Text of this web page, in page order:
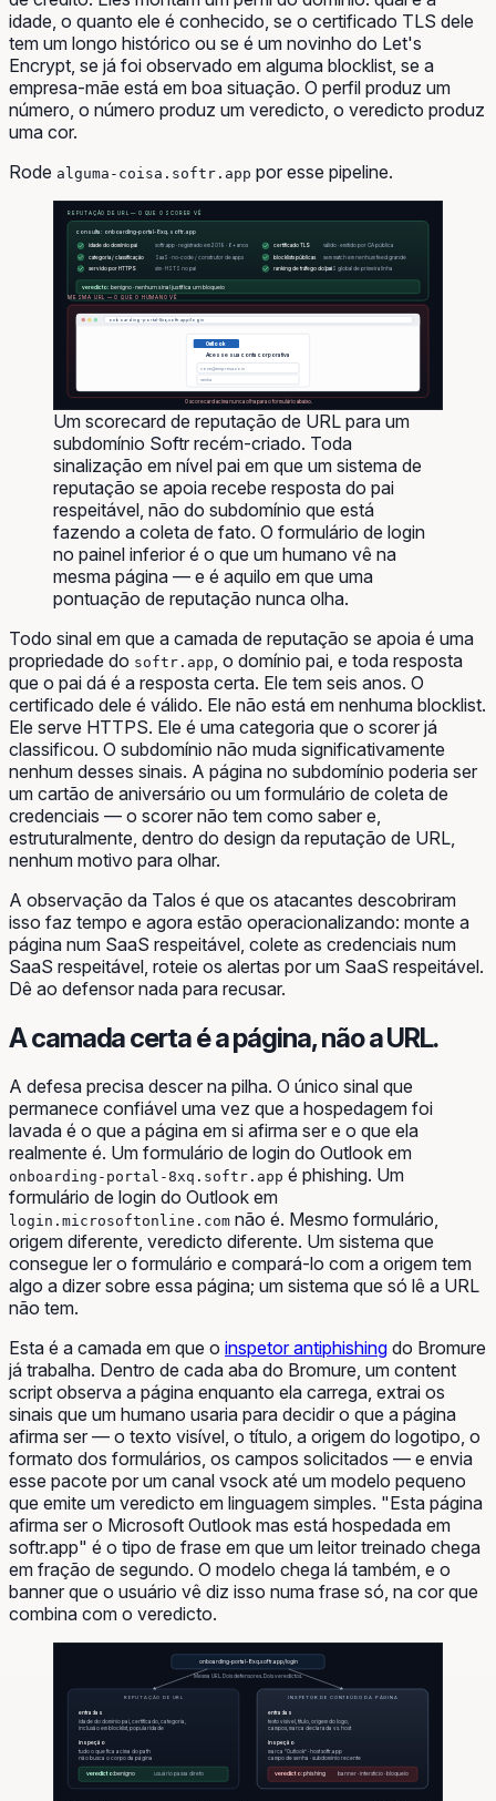
idade, o quanto ele é conhecido, se o certificado TLS dele
tem um longo histórico ou se é um novinho do Let's
Encrypt, se já foi observado em alguma blocklist, se a
empresa-mãe está em boa situação. O perfil produz um
número, o número produz um veredicto, o veredicto produz
uma cor.
Rode alguma-coisa.softr.app por esse pipeline.
REPUTAÇÃO DE URL — O QUE O SCORER VÊ
consulta: onboarding-portal-8xq.softr.app
idade do domínio pai softr.app · registrado em 2019 · 6+ anos certificado TLS válido · emitido por CA pública
categoria / classificação SaaS · no-code / construtor de apps blocklists públicas sem match em nenhum feed grande
servido por HTTPS sim · HSTS no pai ranking de tráfego do paiSaaS global de primeira linha
veredicto: benigno · nenhum sinal justifica um bloqueio
MESMA URL — O QUE O HUMANO VÊ
onboarding-portal-8xq.softr.app/login
Outlook
Acesse sua conta corporativa
voce@empresa.com
senha
O scorecard acima nunca olha para o formulário abaixo.
Um scorecard de reputação de URL para um
subdomínio Softr recém-criado. Toda
sinalização em nível pai em que um sistema de
reputação se apoia recebe resposta do pai
respeitável, não do subdomínio que está
fazendo a coleta de fato. O formulário de login
no painel inferior é o que um humano vê na
mesma página — e é aquilo em que uma
pontuação de reputação nunca olha.
Todo sinal em que a camada de reputação se apoia é uma
propriedade do softr.app , o domínio pai, e toda resposta
que o pai dá é a resposta certa. Ele tem seis anos. O
certificado dele é válido. Ele não está em nenhuma blocklist.
Ele serve HTTPS. Ele é uma categoria que o scorer já
classificou. O subdomínio não muda significativamente
nenhum desses sinais. A página no subdomínio poderia ser
um cartão de aniversário ou um formulário de coleta de
credenciais — o scorer não tem como saber e,
estruturalmente, dentro do design da reputação de URL,
nenhum motivo para olhar.
A observação da Talos é que os atacantes descobriram
isso faz tempo e agora estão operacionalizando: monte a
página num SaaS respeitável, colete as credenciais num
SaaS respeitável, roteie os alertas por um SaaS respeitável.
Dê ao defensor nada para recusar.
A camada certa é a página, não a URL.
A defesa precisa descer na pilha. O único sinal que
permanece confiável uma vez que a hospedagem foi
lavada é o que a página em si afirma ser e o que ela
realmente é. Um formulário de login do Outlook em
onboarding-portal-8xq.softr.app é phishing. Um
formulário de login do Outlook em
login.microsoftonline.com não é. Mesmo formulário,
origem diferente, veredicto diferente. Um sistema que
consegue ler o formulário e compará-lo com a origem tem
algo a dizer sobre essa página; um sistema que só lê a URL
não tem.
Esta é a camada em que o inspetor antiphishing do Bromure
já trabalha. Dentro de cada aba do Bromure, um content
script observa a página enquanto ela carrega, extrai os
sinais que um humano usaria para decidir o que a página
afirma ser — o texto visível, o título, a origem do logotipo, o
formato dos formulários, os campos solicitados — e envia
esse pacote por um canal vsock até um modelo pequeno
que emite um veredicto em linguagem simples. "Esta página
afirma ser o Microsoft Outlook mas está hospedada em
softr.app" é o tipo de frase em que um leitor treinado chega
em fração de segundo. O modelo chega lá também, e o
banner que o usuário vê diz isso numa frase só, na cor que
combina com o veredicto.
onboarding-portal-8xq.softr.app/login
Mesma URL. Dois defensores. Dois veredictos.
REPUTAÇÃO DE URL
entradas
idade do domínio pai, certificado, categoria,
inclusão em blocklist, popularidade
inspeção
tudo o que fica acima do path
não busca o corpo da página
veredicto:benigno usuário passa direto
INSPETOR DE CONTEÚDO DA PÁGINA
entradas
texto visível, título, origem do logo,
campos, marca declarada vs. host
inspeção
marca “Outlook” · host softr.app
campo de senha · subdomínio recente
veredicto:phishing banner · interstício · bloqueio